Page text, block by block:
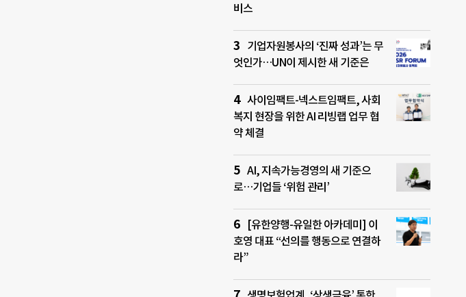
비스
기업자원봉사의 ‘진짜 성과’는 무
엇인가…UN이 제시한 새 기준은
사이임팩트-넥스트임팩트, 사회
복지 현장을 위한 AI 리빙랩 업무 협
약 체결
AI, 지속가능경영의 새 기준으
로…기업들 ‘위험 관리’
[유한양행-유일한 아카데미] 이
호영 대표 “선의를 행동으로 연결하
라”